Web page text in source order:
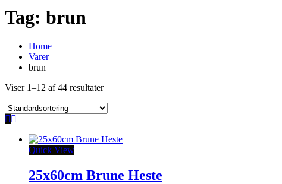
Tag: brun
Home
Varer
brun
Viser 1–12 af 44 resultater
Quick View
25x60cm Brune Heste